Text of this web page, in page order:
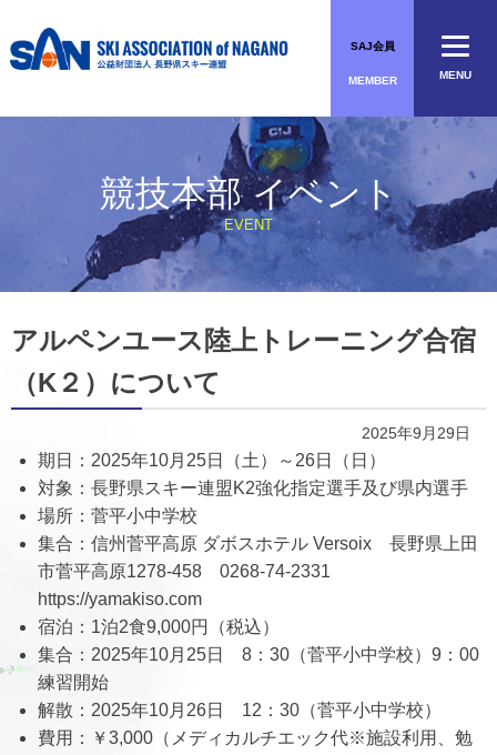
to
content
SAJ会員
MEMBER
競技本部 イベント
EVENT
アルペンユース陸上トレーニング合宿
（K２）について
2025年9月29日
期日：2025年10月25日（土）～26日（日）
対象：長野県スキー連盟K2強化指定選手及び県内選手
場所：菅平小中学校
集合：信州菅平高原 ダボスホテル Versoix 長野県上田
市菅平高原1278-458 0268-74-2331
https://yamakiso.com
宿泊：1泊2食9,000円（税込）
集合：2025年10月25日 8：30（菅平小中学校）9：00
練習開始
解散：2025年10月26日 12：30（菅平小中学校）
費用：￥3,000（メディカルチエック代※施設利用、勉
MENU